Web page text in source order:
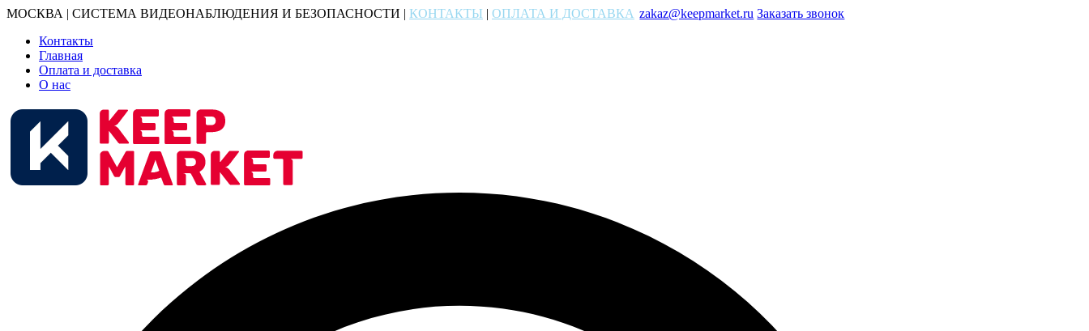
МОСКВА | СИСТЕМА ВИДЕОНАБЛЮДЕНИЯ И БЕЗОПАСНОСТИ | КОНТАКТЫ | ОПЛАТА И ДОСТАВКА zakaz@keepmarket.ru Заказать звонок
Контакты
Главная
Оплата и доставка
О нас